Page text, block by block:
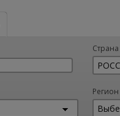
Страна
Регион